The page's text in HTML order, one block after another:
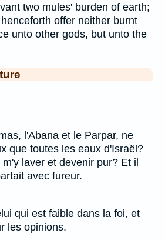
two mules' burden of earth;
offer neither burnt
unto other gods, but unto the
l'Abana et le Parpar, ne
que toutes les eaux d'Israël?
laver et devenir pur? Et il
avec fureur.
qui est faible dans la foi, et
les opinions.